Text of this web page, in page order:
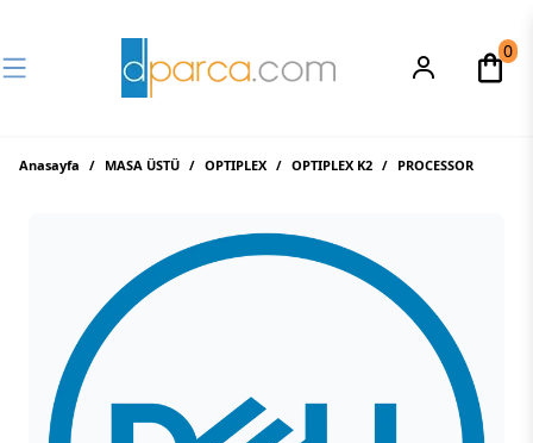
0
Anasayfa / MASA ÜSTÜ / OPTIPLEX / OPTIPLEX K2 / PROCESSOR